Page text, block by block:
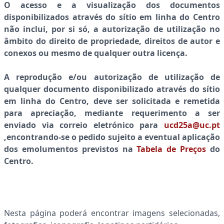
O acesso e a visualização dos documentos
disponibilizados através do sítio em linha do Centro
não inclui, por si só, a autorização de utilização no
âmbito do direito de propriedade, direitos de autor e
conexos ou mesmo de qualquer outra licença.
A reprodução e/ou autorização de utilizaçãode
qualquer documento disponibilizado através do sítio
em linha do Centro, deve ser solicitada e remetida
para apreciação, mediante requerimento a ser
enviado via correio eletrónico para ucd25a@uc.pt
,encontrando-se o pedido sujeito a eventual aplicação
dos emolumentos previstos naTabela de Preços do
Centro.
Nesta página poderá encontrar imagens selecionadas,